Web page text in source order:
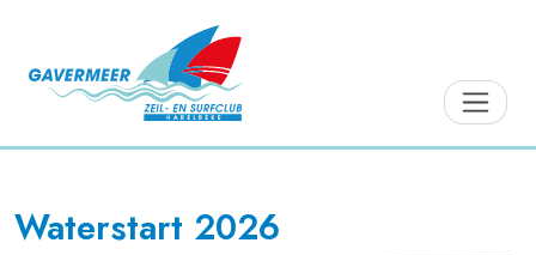
Waterstart 2026